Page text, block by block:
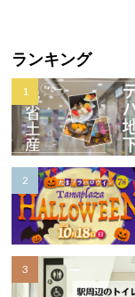
ランキング